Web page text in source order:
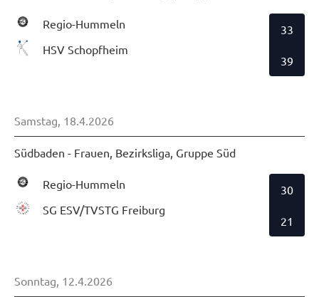
Regio-Hummeln
HSV Schopfheim
33
39
Samstag, 18.4.2026
Südbaden - Frauen, Bezirksliga, Gruppe Süd
Regio-Hummeln
SG ESV/TVSTG Freiburg
30
21
Sonntag, 12.4.2026